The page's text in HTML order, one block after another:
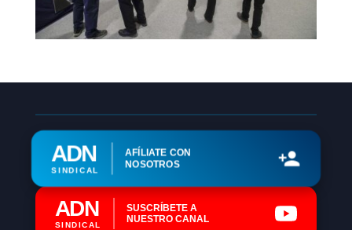
ADN
SINDICAL
AFÍLIATE CON
NOSOTROS
ADN
SINDICAL
SUSCRÍBETE A
NUESTRO CANAL